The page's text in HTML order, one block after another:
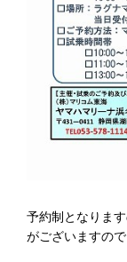
予約制となりま
がございますので